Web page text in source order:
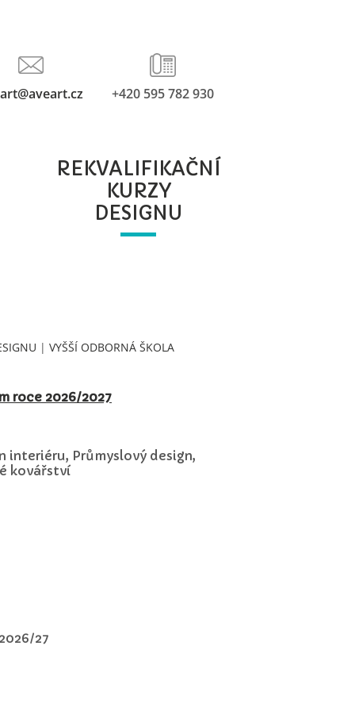
+420 595 782 930
REKVALIFIKAČNÍ
KURZY
DESIGNU
| VYŠŠÍ ODBORNÁ ŠKOLA
roce 2026/2027
interiéru, Průmyslový design,
kovářství
27